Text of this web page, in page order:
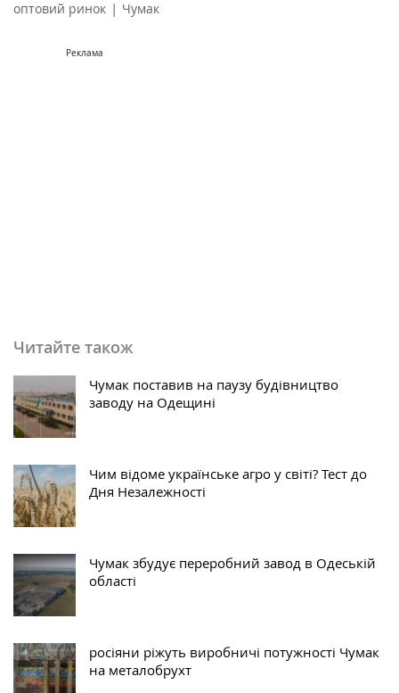
оптовий ринок | Чумак
Реклама
Читайте також
Чумак поставив на паузу будівництво
заводу на Одещині
Чим відоме українське агро у світі? Тест до
Дня Незалежності
Чумак збудує переробний завод в Одеській
області
росіяни ріжуть виробничі потужності Чумак
на металобрухт